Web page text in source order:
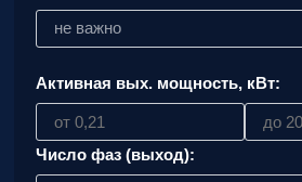
не важно
Активная вых. мощность, кВт:
Число фаз (выход):
Выберите
необходимое
количество
фаз: